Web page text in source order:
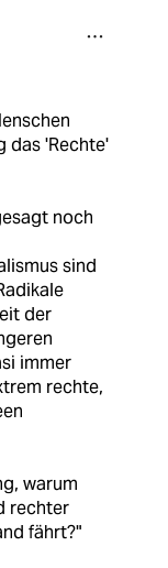
das 'Rechte'
noch
sind
der
immer
rechte,
warum
rechter
fährt?"